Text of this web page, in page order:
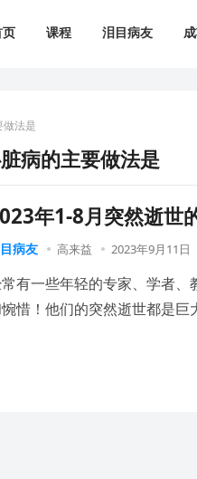
课程 泪目病友
法是
病的主要做法是
年1-8月突然逝世
病友 高来益 2023年9月11日
有一些年轻的专家、学者
惜！他们的突然逝世都是